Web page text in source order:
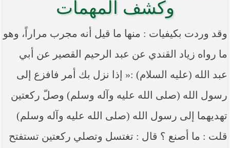
----- تصريح حول الأوضاع الراهنة في العراق
ما ورد في خطبة الجمعة لممثل المرجعية الدينية العليا
في كربلاء المقدسة فضيلة العلاّمة الشيخ عبد المهدي
) بعد سيطرة (داعش) على مناطق واسعة في محافظتي
نينوى وصلاح الدين وإعلانها أنها تستهدف بقية
المحافظات
بيان صادر من مكتب سماحة السيد السيستاني -دام ظلّه
- في النجف الأشرف حول التطورات الأمنية الأخيرة في
محافظة نينوى
وكشف المهمات
وقد وردت بكيفيات : منها ما قيل أنه مجرب مراراً، وهو
ما رواه زياد القندي عن عبد الرحيم القصير عن أبي
عبد الله (عليه السلام) :« إذا نزل بك أمر فافزع إلى
رسول الله (صلى الله عليه وآله وسلم) وصلّ ركعتين
تهديهما إلى رسول الله (صلى الله عليه وآله وسلم)
قلت : ما أصنع ؟ قال : تغتسل وتصلي ركعتين تستفتح